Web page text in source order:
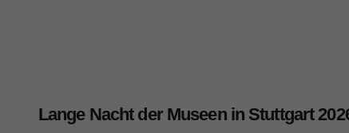
Lange Nacht der Museen in Stuttgart